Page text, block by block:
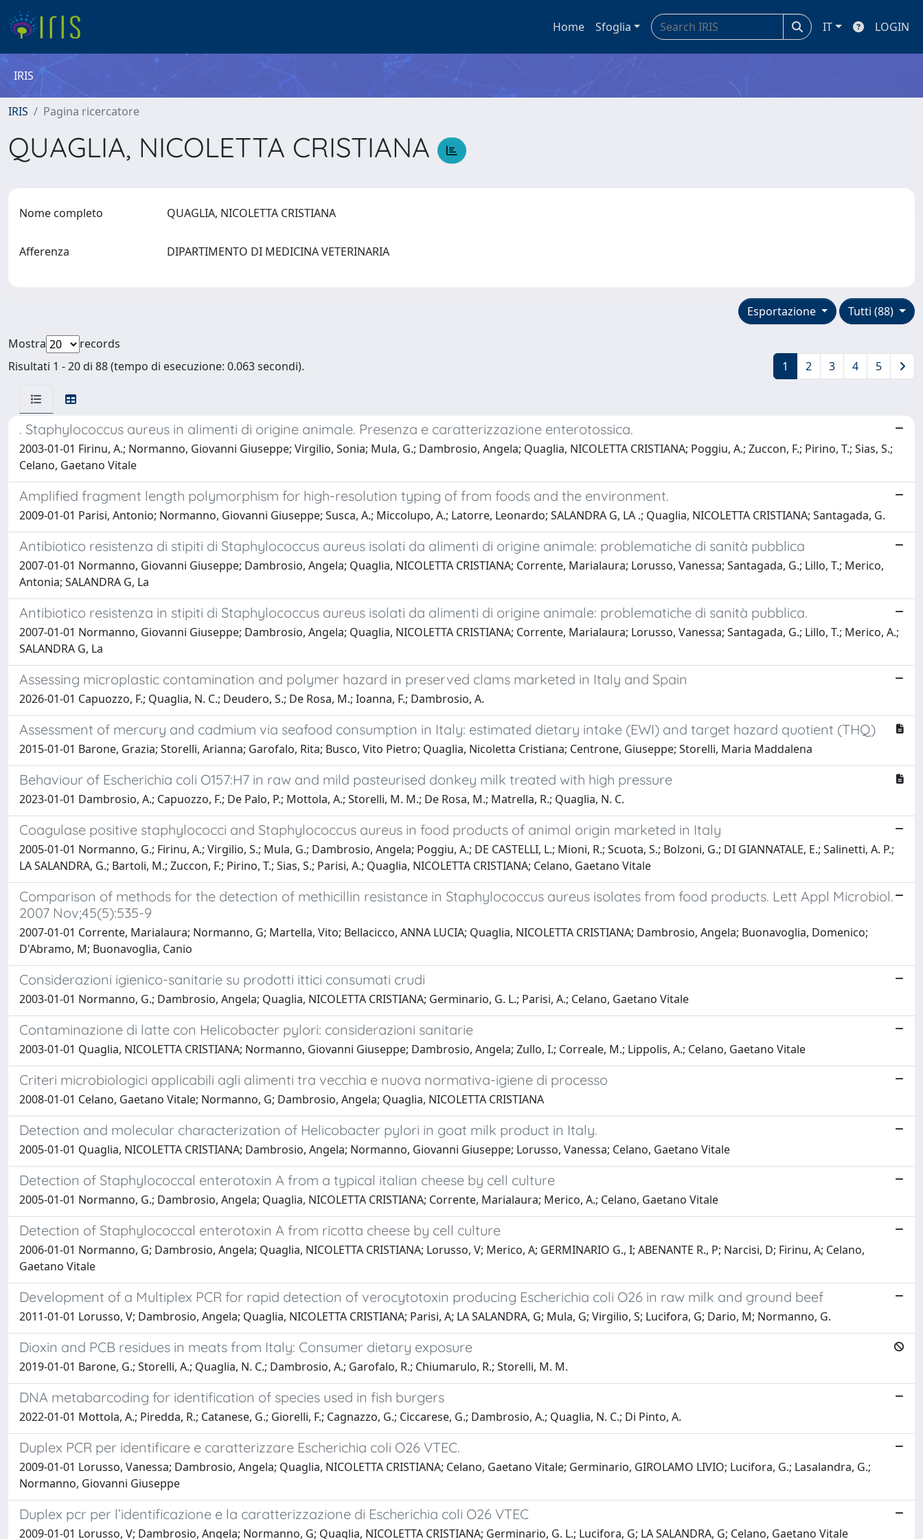
Home Sfoglia IT LOGIN
IRIS
IRIS Pagina ricercatore
QUAGLIA, NICOLETTA CRISTIANA
Nome completo QUAGLIA, NICOLETTA CRISTIANA
Afferenza DIPARTIMENTO DI MEDICINA VETERINARIA
Tutti (88)
Esportazione
Mostra
records
Risultati 1 - 20 di 88 (tempo di esecuzione: 0.063 secondi).
1 2 3 4 5
. Staphylococcus aureus in alimenti di origine animale. Presenza e caratterizzazione enterotossica.
2003-01-01 Firinu, A.; Normanno, Giovanni Giuseppe; Virgilio, Sonia; Mula, G.; Dambrosio, Angela; Quaglia, NICOLETTA CRISTIANA; Poggiu, A.; Zuccon, F.; Pirino, T.; Sias, S.;
Celano, Gaetano Vitale
Amplified fragment length polymorphism for high-resolution typing of from foods and the environment.
2009-01-01 Parisi, Antonio; Normanno, Giovanni Giuseppe; Susca, A.; Miccolupo, A.; Latorre, Leonardo; SALANDRA G, LA .; Quaglia, NICOLETTA CRISTIANA; Santagada, G.
Antibiotico resistenza di stipiti di Staphylococcus aureus isolati da alimenti di origine animale: problematiche di sanità pubblica
2007-01-01 Normanno, Giovanni Giuseppe; Dambrosio, Angela; Quaglia, NICOLETTA CRISTIANA; Corrente, Marialaura; Lorusso, Vanessa; Santagada, G.; Lillo, T.; Merico,
Antonia; SALANDRA G, La
Antibiotico resistenza in stipiti di Staphylococcus aureus isolati da alimenti di origine animale: problematiche di sanità pubblica.
2007-01-01 Normanno, Giovanni Giuseppe; Dambrosio, Angela; Quaglia, NICOLETTA CRISTIANA; Corrente, Marialaura; Lorusso, Vanessa; Santagada, G.; Lillo, T.; Merico, A.;
SALANDRA G, La
Assessing microplastic contamination and polymer hazard in preserved clams marketed in Italy and Spain
2026-01-01 Capuozzo, F.; Quaglia, N. C.; Deudero, S.; De Rosa, M.; Ioanna, F.; Dambrosio, A.
Assessment of mercury and cadmium via seafood consumption in Italy: estimated dietary intake (EWI) and target hazard quotient (THQ)
2015-01-01 Barone, Grazia; Storelli, Arianna; Garofalo, Rita; Busco, Vito Pietro; Quaglia, Nicoletta Cristiana; Centrone, Giuseppe; Storelli, Maria Maddalena
Behaviour of Escherichia coli O157:H7 in raw and mild pasteurised donkey milk treated with high pressure
2023-01-01 Dambrosio, A.; Capuozzo, F.; De Palo, P.; Mottola, A.; Storelli, M. M.; De Rosa, M.; Matrella, R.; Quaglia, N. C.
Coagulase positive staphylococci and Staphylococcus aureus in food products of animal origin marketed in Italy
2005-01-01 Normanno, G.; Firinu, A.; Virgilio, S.; Mula, G.; Dambrosio, Angela; Poggiu, A.; DE CASTELLI, L.; Mioni, R.; Scuota, S.; Bolzoni, G.; DI GIANNATALE, E.; Salinetti, A. P.;
LA SALANDRA, G.; Bartoli, M.; Zuccon, F.; Pirino, T.; Sias, S.; Parisi, A.; Quaglia, NICOLETTA CRISTIANA; Celano, Gaetano Vitale
Comparison of methods for the detection of methicillin resistance in Staphylococcus aureus isolates from food products. Lett Appl Microbiol.
2007 Nov;45(5):535-9
2007-01-01 Corrente, Marialaura; Normanno, G; Martella, Vito; Bellacicco, ANNA LUCIA; Quaglia, NICOLETTA CRISTIANA; Dambrosio, Angela; Buonavoglia, Domenico;
D'Abramo, M; Buonavoglia, Canio
Considerazioni igienico-sanitarie su prodotti ittici consumati crudi
2003-01-01 Normanno, G.; Dambrosio, Angela; Quaglia, NICOLETTA CRISTIANA; Germinario, G. L.; Parisi, A.; Celano, Gaetano Vitale
Contaminazione di latte con Helicobacter pylori: considerazioni sanitarie
2003-01-01 Quaglia, NICOLETTA CRISTIANA; Normanno, Giovanni Giuseppe; Dambrosio, Angela; Zullo, I.; Correale, M.; Lippolis, A.; Celano, Gaetano Vitale
Criteri microbiologici applicabili agli alimenti tra vecchia e nuova normativa-igiene di processo
2008-01-01 Celano, Gaetano Vitale; Normanno, G; Dambrosio, Angela; Quaglia, NICOLETTA CRISTIANA
Detection and molecular characterization of Helicobacter pylori in goat milk product in Italy.
2005-01-01 Quaglia, NICOLETTA CRISTIANA; Dambrosio, Angela; Normanno, Giovanni Giuseppe; Lorusso, Vanessa; Celano, Gaetano Vitale
Detection of Staphylococcal enterotoxin A from a typical italian cheese by cell culture
2005-01-01 Normanno, G.; Dambrosio, Angela; Quaglia, NICOLETTA CRISTIANA; Corrente, Marialaura; Merico, A.; Celano, Gaetano Vitale
Detection of Staphylococcal enterotoxin A from ricotta cheese by cell culture
2006-01-01 Normanno, G; Dambrosio, Angela; Quaglia, NICOLETTA CRISTIANA; Lorusso, V; Merico, A; GERMINARIO G., I; ABENANTE R., P; Narcisi, D; Firinu, A; Celano,
Gaetano Vitale
Development of a Multiplex PCR for rapid detection of verocytotoxin producing Escherichia coli O26 in raw milk and ground beef
2011-01-01 Lorusso, V; Dambrosio, Angela; Quaglia, NICOLETTA CRISTIANA; Parisi, A; LA SALANDRA, G; Mula, G; Virgilio, S; Lucifora, G; Dario, M; Normanno, G.
Dioxin and PCB residues in meats from Italy: Consumer dietary exposure
2019-01-01 Barone, G.; Storelli, A.; Quaglia, N. C.; Dambrosio, A.; Garofalo, R.; Chiumarulo, R.; Storelli, M. M.
DNA metabarcoding for identification of species used in fish burgers
2022-01-01 Mottola, A.; Piredda, R.; Catanese, G.; Giorelli, F.; Cagnazzo, G.; Ciccarese, G.; Dambrosio, A.; Quaglia, N. C.; Di Pinto, A.
Duplex PCR per identificare e caratterizzare Escherichia coli O26 VTEC.
2009-01-01 Lorusso, Vanessa; Dambrosio, Angela; Quaglia, NICOLETTA CRISTIANA; Celano, Gaetano Vitale; Germinario, GIROLAMO LIVIO; Lucifora, G.; Lasalandra, G.;
Normanno, Giovanni Giuseppe
Duplex pcr per l’identificazione e la caratterizzazione di Escherichia coli O26 VTEC
2009-01-01 Lorusso, V; Dambrosio, Angela; Normanno, G; Quaglia, NICOLETTA CRISTIANA; Germinario, G. L.; Lucifora, G; LA SALANDRA, G; Celano, Gaetano Vitale